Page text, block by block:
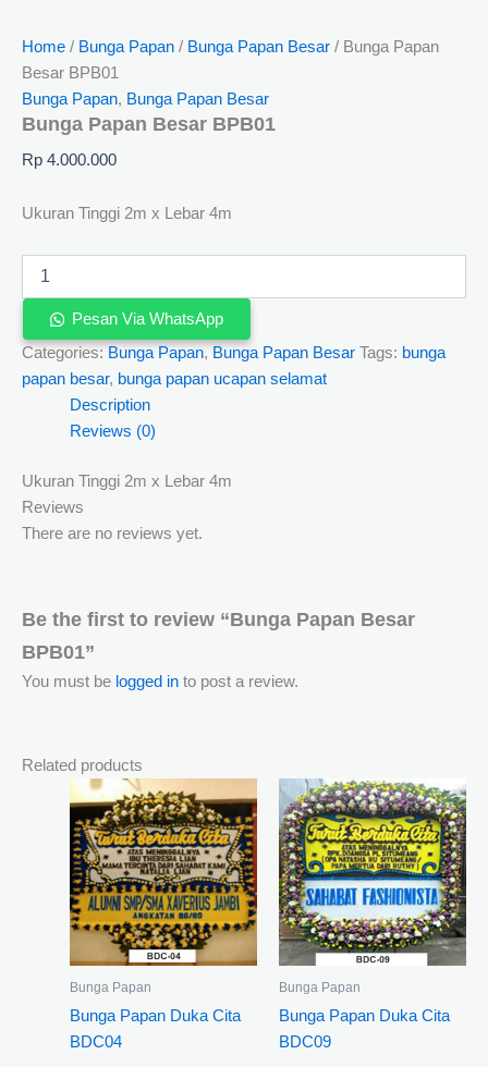
Home / Bunga Papan / Bunga Papan Besar / Bunga Papan
Besar BPB01
Bunga Papan, Bunga Papan Besar
Bunga Papan Besar BPB01
Rp 4.000.000
Ukuran Tinggi 2m x Lebar 4m
Pesan Via WhatsApp
Categories: Bunga Papan, Bunga Papan Besar Tags: bunga
papan besar, bunga papan ucapan selamat
Description
Reviews (0)
Ukuran Tinggi 2m x Lebar 4m
Reviews
There are no reviews yet.
Be the first to review “Bunga Papan Besar
BPB01”
You must be logged in to post a review.
Related products
Bunga Papan
Bunga Papan Duka Cita
BDC04
Bunga Papan
Bunga Papan Duka Cita
BDC09